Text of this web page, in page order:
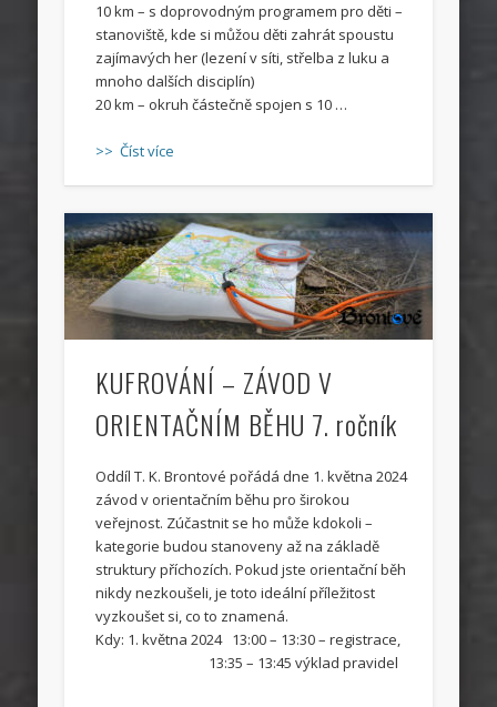
10 km – s doprovodným programem pro děti –
stanoviště, kde si můžou děti zahrát spoustu
zajímavých her (lezení v síti, střelba z luku a
mnoho dalších disciplín)
20 km – okruh částečně spojen s 10 …
>> Číst více
KUFROVÁNÍ – ZÁVOD V
ORIENTAČNÍM BĚHU 7. ročník
Oddíl T. K. Brontové pořádá dne 1. května 2024
závod v orientačním běhu pro širokou
veřejnost. Zúčastnit se ho může kdokoli –
kategorie budou stanoveny až na základě
struktury příchozích. Pokud jste orientační běh
nikdy nezkoušeli, je toto ideální příležitost
vyzkoušet si, co to znamená.
Kdy: 1. května 2024 13:00 – 13:30 – registrace,
13:35 – 13:45 výklad pravidel